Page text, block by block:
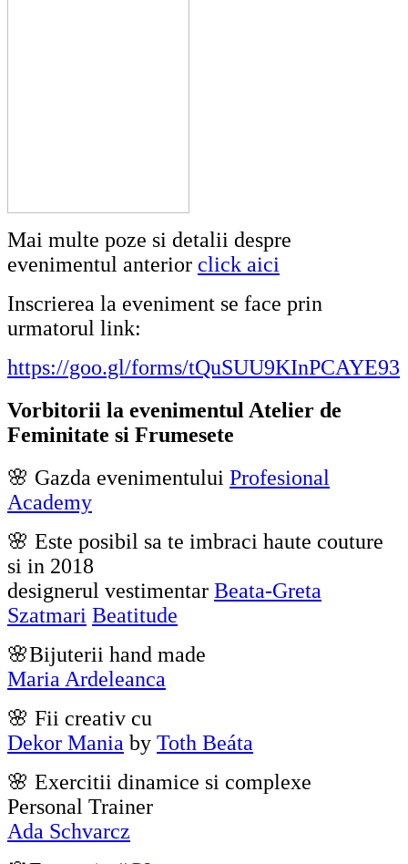
Mai multe poze si detalii despre
evenimentul anterior click aici
Inscrierea la eveniment se face prin
urmatorul link:
https://goo.gl/forms/tQuSUU9KInPCAYE93
Vorbitorii la evenimentul Atelier de
Feminitate si Frumesete
🌸 Gazda evenimentului Profesional
Academy
🌸 Este posibil sa te imbraci haute couture
si in 2018
designerul vestimentar Beata-Greta
Szatmari Beatitude
🌸Bijuterii hand made
Maria Ardeleanca
🌸 Fii creativ cu
Dekor Mania by Toth Beáta
🌸 Exercitii dinamice si complexe
Personal Trainer
Ada Schvarcz